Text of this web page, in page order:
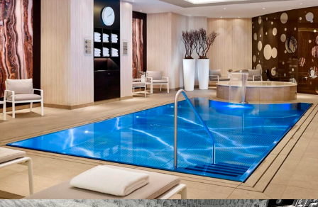
Exemples de projets